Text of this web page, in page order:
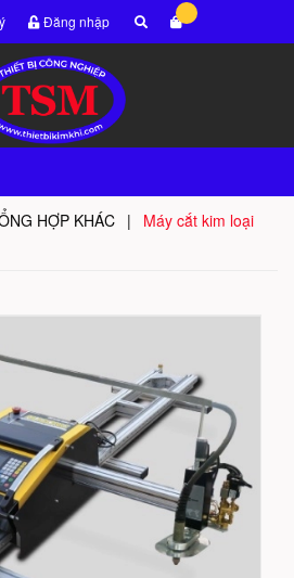
Đăng nhập
HỢP KHÁC |
Máy cắt kim loại